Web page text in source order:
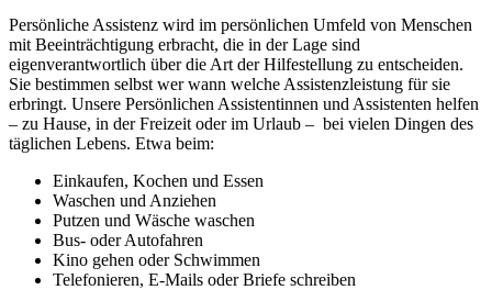
Persönliche Assistenz wird im persönlichen Umfeld von Menschen
mit Beeinträchtigung erbracht, die in der Lage sind
eigenverantwortlich über die Art der Hilfestellung zu entscheiden.
Sie bestimmen selbst wer wann welche Assistenzleistung für sie
erbringt. Unsere Persönlichen Assistentinnen und Assistenten helfen
– zu Hause, in der Freizeit oder im Urlaub – bei vielen Dingen des
täglichen Lebens. Etwa beim:
Einkaufen, Kochen und Essen
Waschen und Anziehen
Putzen und Wäsche waschen
Bus- oder Autofahren
Kino gehen oder Schwimmen
Telefonieren, E-Mails oder Briefe schreiben